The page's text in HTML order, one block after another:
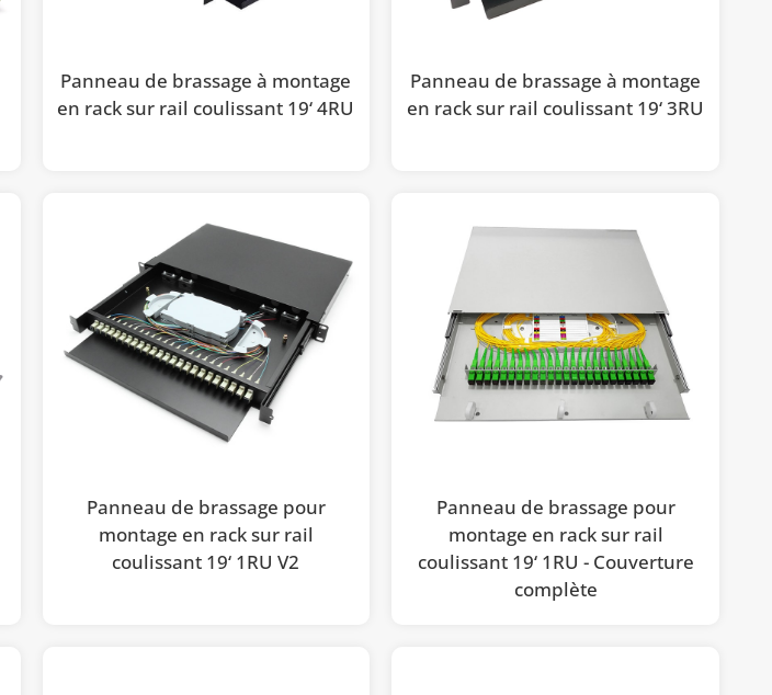
Panneau de brassage à montage
en rack sur rail coulissant 19‘ 4RU
Panneau de brassage à montage
en rack sur rail coulissant 19‘ 3RU
Panneau de brassage pour
montage en rack sur rail
coulissant 19‘ 1RU V2
Panneau de brassage pour
montage en rack sur rail
coulissant 19‘ 1RU - Couverture
complète